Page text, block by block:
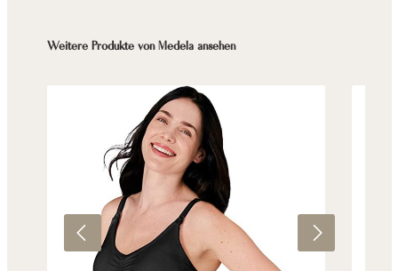
Produktgalerie überspringen
Weitere Produkte von Medela ansehen